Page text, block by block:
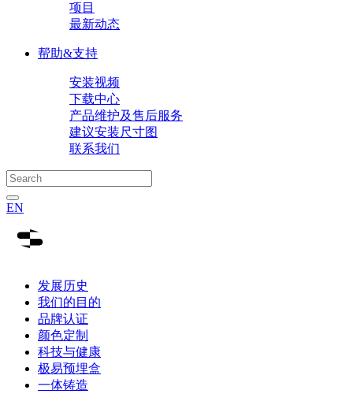
项目
最新动态
帮助&支持
安装视频
下载中心
产品维护及售后服务
建议安装尺寸图
联系我们
EN
发展历史
我们的目的
品牌认证
颜色定制
科技与健康
极易预埋盒
一体铸造